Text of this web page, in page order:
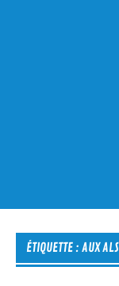
ÉTIQUETTE : AUX